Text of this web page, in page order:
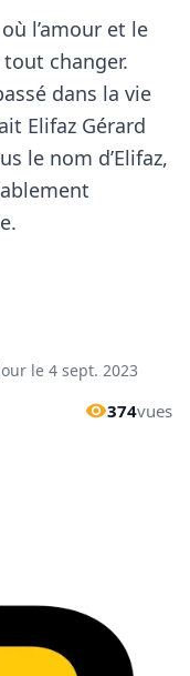
l’amour et le
changer.
dans la vie
Elifaz Gérard
le nom d’Elifaz,
le 4 sept. 2023
374vues